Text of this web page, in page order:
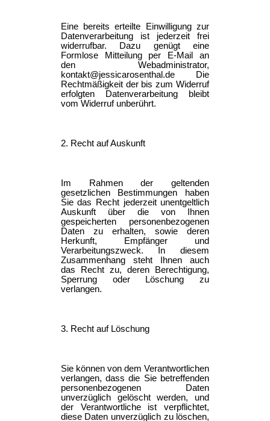
Eine bereits erteilte Einwilligung zur
Datenverarbeitung ist jederzeit frei
widerrufbar. Dazu genügt eine
Formlose Mitteilung per E-Mail an
den Webadministrator,
kontakt@jessicarosenthal.de Die
Rechtmäßigkeit der bis zum Widerruf
erfolgten Datenverarbeitung bleibt
vom Widerruf unberührt.
2. Recht auf Auskunft
Im Rahmen der geltenden
gesetzlichen Bestimmungen haben
Sie das Recht jederzeit unentgeltlich
Auskunft über die von Ihnen
gespeicherten personenbezogenen
Daten zu erhalten, sowie deren
Herkunft, Empfänger und
Verarbeitungszweck. In diesem
Zusammenhang steht Ihnen auch
das Recht zu, deren Berechtigung,
Sperrung oder Löschung zu
verlangen.
3. Recht auf Löschung
Sie können von dem Verantwortlichen
verlangen, dass die Sie betreffenden
personenbezogenen Daten
unverzüglich gelöscht werden, und
der Verantwortliche ist verpflichtet,
diese Daten unverzüglich zu löschen,